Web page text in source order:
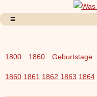
1800 1860 Geburtstage
1860 1861 1862 1863 1864